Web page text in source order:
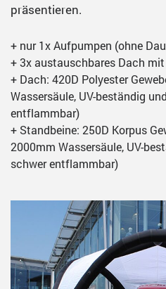
präsentieren.
+ nur 1x Aufpumpen (ohne
+ 3x austauschbares Dach
+ Dach: 420D Polyester
Wassersäule, UV-beständig
entflammbar)
+ Standbeine: 250D Korpus
2000mm Wassersäule, UV-
schwer entflammbar)